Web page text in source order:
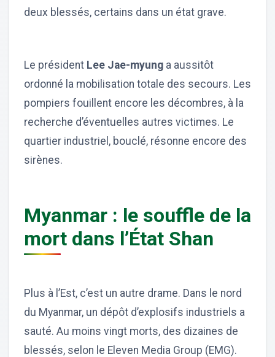
deux blessés, certains dans un état grave.
Le président Lee Jae-myung a aussitôt
ordonné la mobilisation totale des secours. Les
pompiers fouillent encore les décombres, à la
recherche d’éventuelles autres victimes. Le
quartier industriel, bouclé, résonne encore des
sirènes.
Myanmar : le souffle de la
mort dans l’État Shan
Plus à l’Est, c’est un autre drame. Dans le nord
du Myanmar, un dépôt d’explosifs industriels a
sauté. Au moins vingt morts, des dizaines de
blessés, selon le Eleven Media Group (EMG).